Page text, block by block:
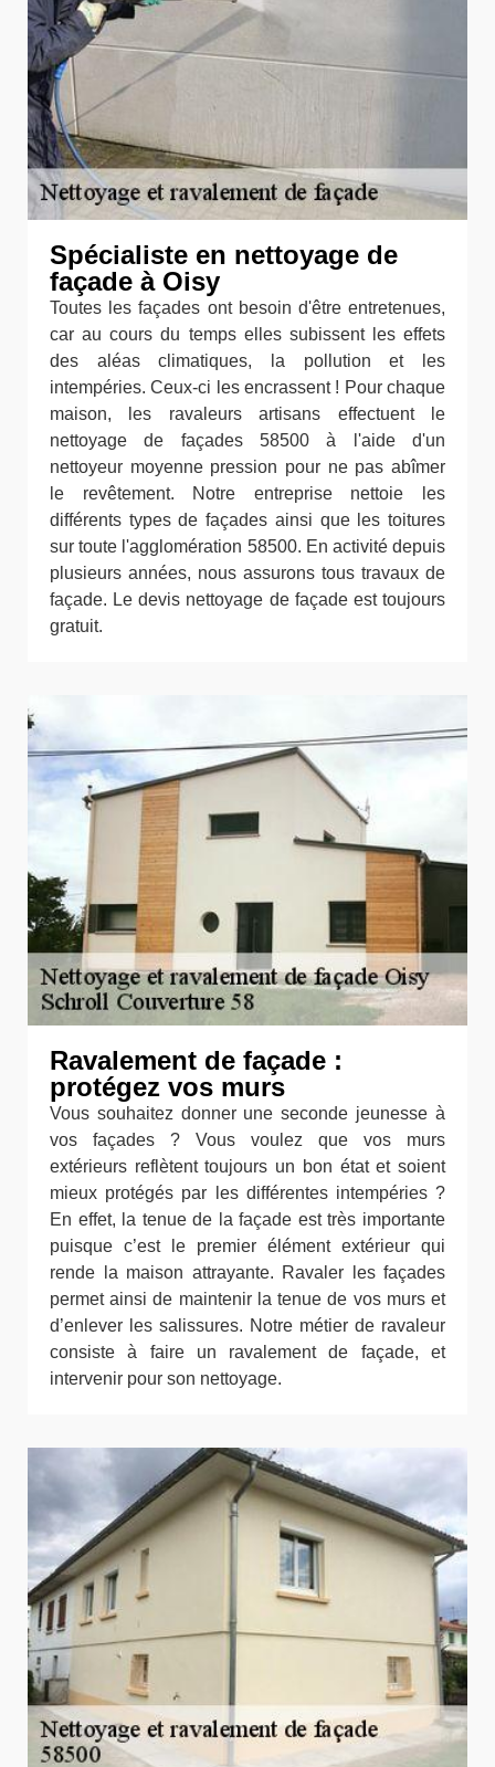
Spécialiste en nettoyage de
façade à Oisy
Toutes les façades ont besoin d'être entretenues,
car au cours du temps elles subissent les effets
des aléas climatiques, la pollution et les
intempéries. Ceux-ci les encrassent ! Pour chaque
maison, les ravaleurs artisans effectuent le
nettoyage de façades 58500 à l'aide d'un
nettoyeur moyenne pression pour ne pas abîmer
le revêtement. Notre entreprise nettoie les
différents types de façades ainsi que les toitures
sur toute l'agglomération 58500. En activité depuis
plusieurs années, nous assurons tous travaux de
façade. Le devis nettoyage de façade est toujours
gratuit.
Ravalement de façade :
protégez vos murs
Vous souhaitez donner une seconde jeunesse à
vos façades ? Vous voulez que vos murs
extérieurs reflètent toujours un bon état et soient
mieux protégés par les différentes intempéries ?
En effet, la tenue de la façade est très importante
puisque c’est le premier élément extérieur qui
rende la maison attrayante. Ravaler les façades
permet ainsi de maintenir la tenue de vos murs et
d’enlever les salissures. Notre métier de ravaleur
consiste à faire un ravalement de façade, et
intervenir pour son nettoyage.